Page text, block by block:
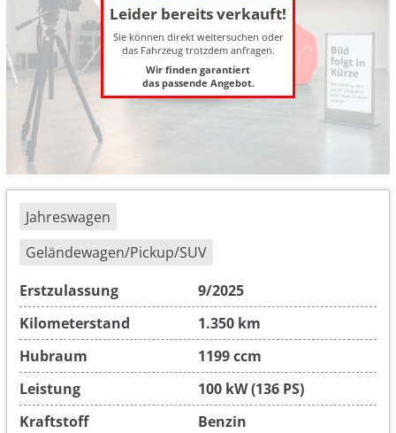
Leider bereits verkauft!
Sie können direkt weitersuchen oder
das Fahrzeug trotzdem anfragen.
Wir finden garantiert
das passende Angebot.
Jahreswagen
Geländewagen/Pickup/SUV
Erstzulassung
9/2025
Kilometerstand
1.350 km
Hubraum
1199 ccm
Leistung
100 kW (136 PS)
Kraftstoff
Benzin